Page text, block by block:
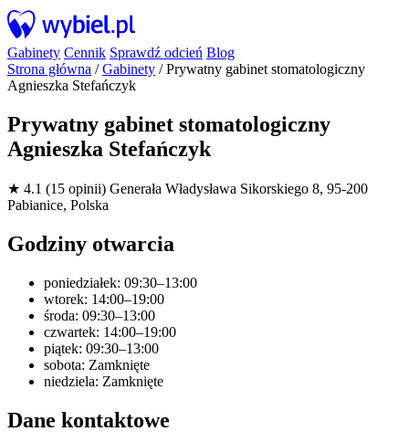
Gabinety Cennik Sprawdź odcień Blog
Strona główna /Gabinety /Prywatny gabinet stomatologiczny
Agnieszka Stefańczyk
Prywatny gabinet stomatologiczny
Agnieszka Stefańczyk
★ 4.1 (15 opinii) Generała Władysława Sikorskiego 8, 95-200
Pabianice, Polska
Godziny otwarcia
poniedziałek: 09:30–13:00
wtorek: 14:00–19:00
środa: 09:30–13:00
czwartek: 14:00–19:00
piątek: 09:30–13:00
sobota: Zamknięte
niedziela: Zamknięte
Dane kontaktowe